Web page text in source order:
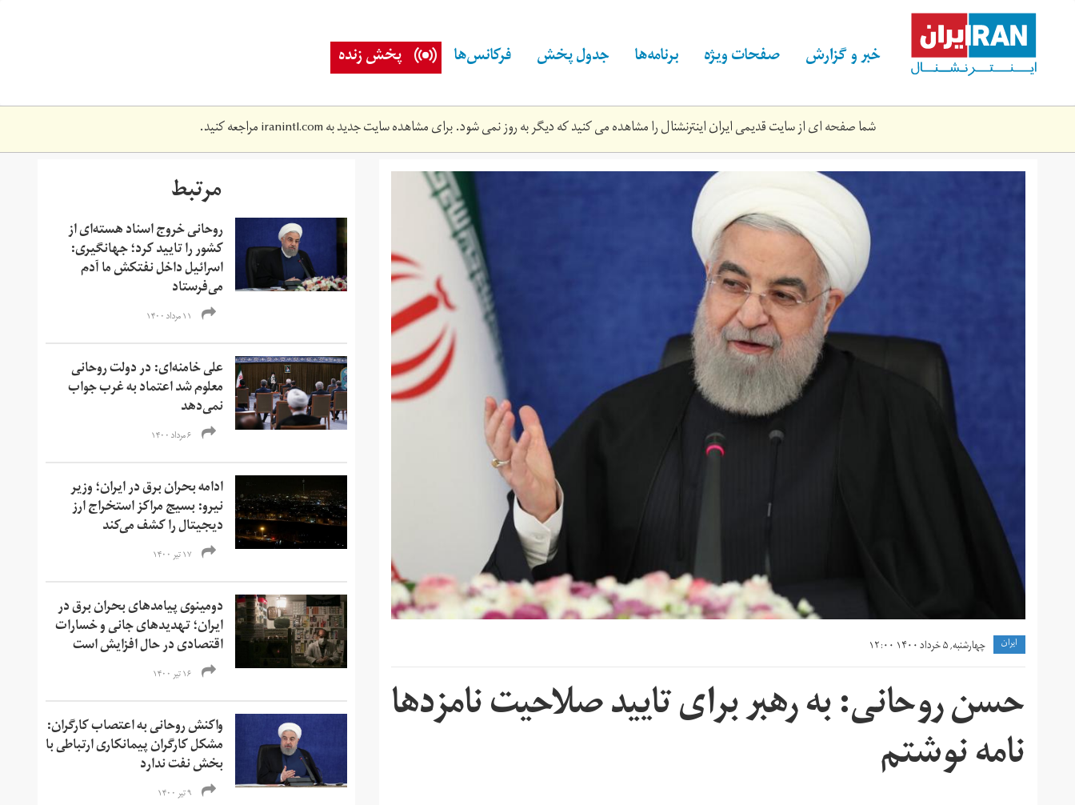
content خبر و گزارش صفحات ویژه برنامه‌ها جدول پخش فرکانس‌ها پخش زنده
شما صفحه ای از سایت قدیمی ایران اینترنشنال را مشاهده می کنید که دیگر به روز نمی شود. برای مشاهده سایت جدید بهiranintl.comمراجعه کنید.
168805897.jpg
ايران چهارشنبه, ۵ خرداد ۱۴۰۰ ۱۲:۰۰
حسن روحانی: به رهبر برای تایید صلاحیت نامزدها
نامه نوشتم
مرتبط
روحانی خروج اسناد هسته‌ای از
کشور را تایید کرد؛ جهانگیری:
اسرائیل داخل نفتکش ما آدم
می‌فرستاد
۱۱ مرداد ۱۴۰۰
علی خامنه‌ای: در دولت روحانی
معلوم شد اعتماد به غرب جواب
نمی‌دهد
۶ مرداد ۱۴۰۰
ادامه بحران برق در ایران؛ وزیر
نیرو: بسیج مراکز استخراج ارز
دیجیتال را کشف می‌کند
۱۷ تیر ۱۴۰۰
دومینوی پیامدهای بحران برق در
ایران؛ تهدیدهای جانی و خسارات
اقتصادی در حال افزایش است
۱۶ تیر ۱۴۰۰
واکنش روحانی به اعتصاب کارگران:
مشکل کارگران پیمانکاری ارتباطی با
بخش نفت ندارد
۹ تیر ۱۴۰۰